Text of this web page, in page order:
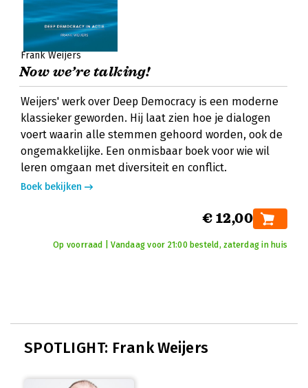
Frank Weijers
Now we’re talking!
Weijers' werk over Deep Democracy is een moderne
klassieker geworden. Hij laat zien hoe je dialogen
voert waarin alle stemmen gehoord worden, ook de
ongemakkelijke. Een onmisbaar boek voor wie wil
leren omgaan met diversiteit en conflict.
Boek bekijken
€ 12,00
Op voorraad | Vandaag voor 21:00 besteld, zaterdag in huis
SPOTLIGHT: Frank Weijers